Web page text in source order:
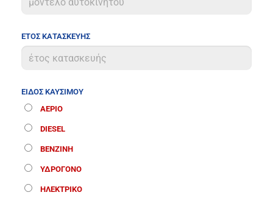
ΕΤΟΣ ΚΑΤΑΣΚΕΥΗΣ
ΕΙΔΟΣ ΚΑΥΣΙΜΟΥ
ΑΕΡΙΟ
DIESEL
ΒΕΝΖΙΝΗ
ΥΔΡΟΓΟΝΟ
ΗΛΕΚΤΡΙΚΟ